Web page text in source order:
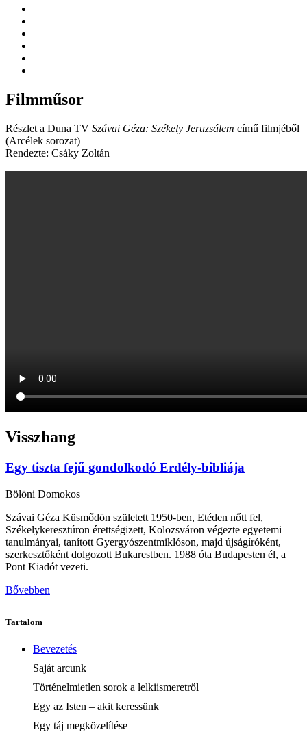
Filmműsor
Részlet a Duna TV Szávai Géza: Székely Jeruzsálem című filmjéből
(Arcélek sorozat)
Rendezte: Csáky Zoltán
Visszhang
Egy tiszta fejű gondolkodó Erdély-bibliája
Bölöni Domokos
Szávai Géza Küsmődön született 1950-ben, Etéden nőtt fel,
Székelykeresztúron érettségizett, Kolozsváron végezte egyetemi
tanulmányai, tanított Gyergyószentmiklóson, majd újságíróként,
szerkesztőként dolgozott Bukarestben. 1988 óta Budapesten él, a
Pont Kiadót vezeti.
Bővebben
Tartalom
Bevezetés
Saját arcunk
Történelmietlen sorok a lelkiismeretről
Egy az Isten – akit keressünk
Egy táj megközelítése